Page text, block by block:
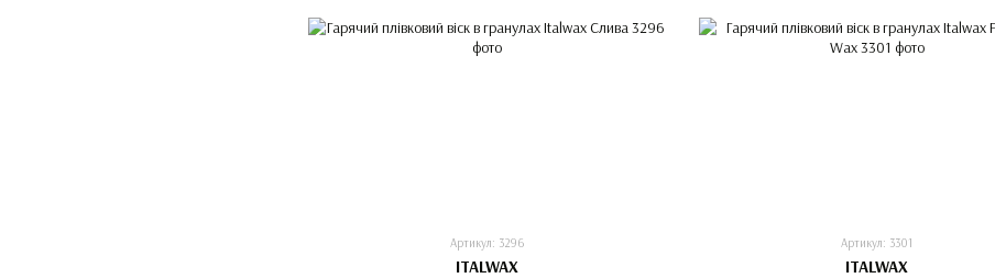
Артикул: 3296
ITALWAX
Артикул: 3301
ITALWAX